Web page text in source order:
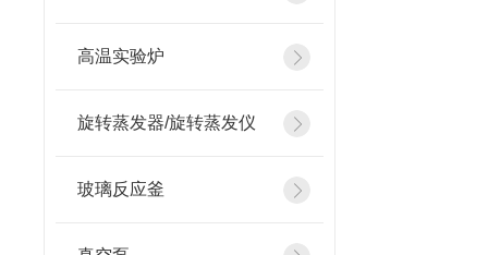
高温实验炉
旋转蒸发器/旋转蒸发仪
玻璃反应釜